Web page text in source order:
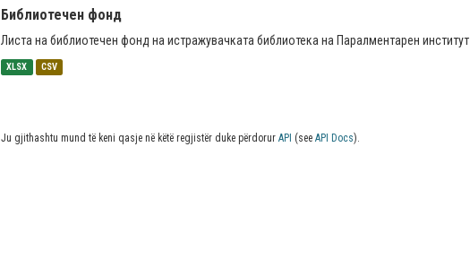
Библиотечен фонд
Листа на библиотечен фонд на истражувачката библиотека на Паралментарен институт
XLSX CSV
Ju gjithashtu mund të keni qasje në këtë regjistër duke përdorur API (see API Docs).